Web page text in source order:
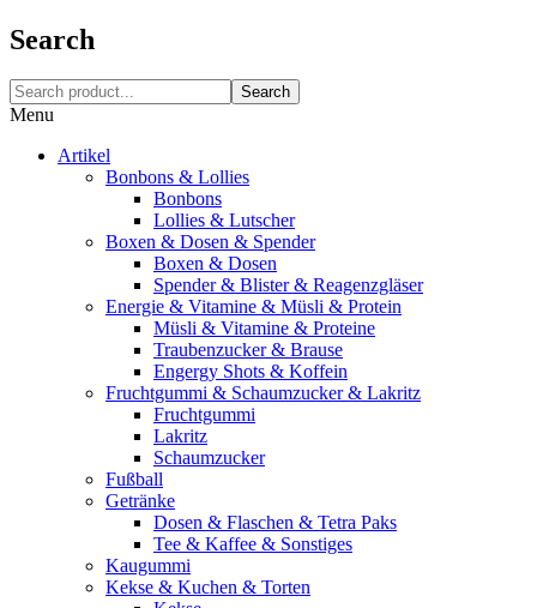
Search
Search
Menu
Artikel
Bonbons & Lollies
Bonbons
Lollies & Lutscher
Boxen & Dosen & Spender
Boxen & Dosen
Spender & Blister & Reagenzgläser
Energie & Vitamine & Müsli & Protein
Müsli & Vitamine & Proteine
Traubenzucker & Brause
Engergy Shots & Koffein
Fruchtgummi & Schaumzucker & Lakritz
Fruchtgummi
Lakritz
Schaumzucker
Fußball
Getränke
Dosen & Flaschen & Tetra Paks
Tee & Kaffee & Sonstiges
Kaugummi
Kekse & Kuchen & Torten